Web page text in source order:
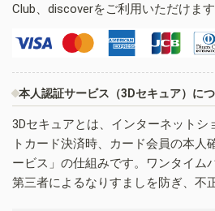
Club、discoverをご利用いただけます
本人認証サービス（3Dセキュア）に
3Dセキュアとは、インターネットシ
トカード決済時、カード会員の本人
ービス」の仕組みです。ワンタイム
第三者によるなりすましを防ぎ、不